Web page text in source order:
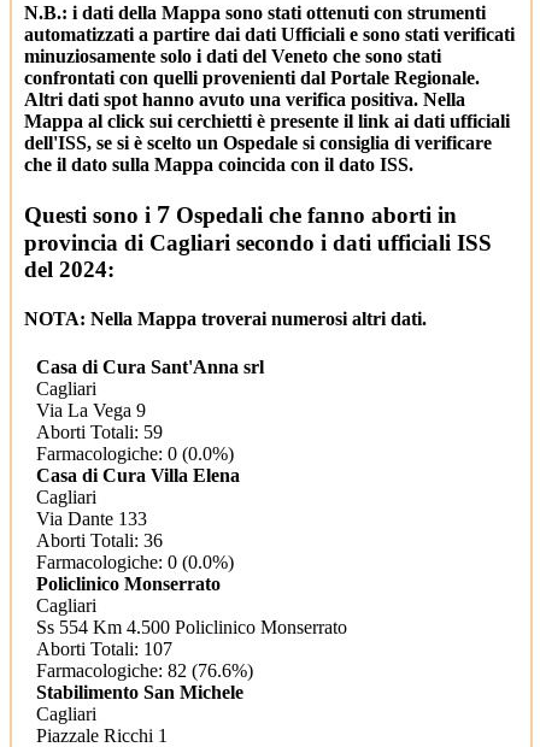
N.B.: i dati della Mappa sono stati ottenuti con strumenti
automatizzati a partire dai dati Ufficiali e sono stati verificati
minuziosamente solo i dati del Veneto che sono stati
confrontati con quelli provenienti dal Portale Regionale.
Altri dati spot hanno avuto una verifica positiva. Nella
Mappa al click sui cerchietti è presente il link ai dati ufficiali
dell'ISS, se si è scelto un Ospedale si consiglia di verificare
che il dato sulla Mappa coincida con il dato ISS.
Questi sono i 7 Ospedali che fanno aborti in
provincia di Cagliari secondo i dati ufficiali ISS
del 2024:
NOTA: Nella Mappa troverai numerosi altri dati.
Casa di Cura Sant'Anna srl
Cagliari
Via La Vega 9
Aborti Totali: 59
Farmacologiche: 0 (0.0%)
Casa di Cura Villa Elena
Cagliari
Via Dante 133
Aborti Totali: 36
Farmacologiche: 0 (0.0%)
Policlinico Monserrato
Cagliari
Ss 554 Km 4.500 Policlinico Monserrato
Aborti Totali: 107
Farmacologiche: 82 (76.6%)
Stabilimento San Michele
Cagliari
Piazzale Ricchi 1